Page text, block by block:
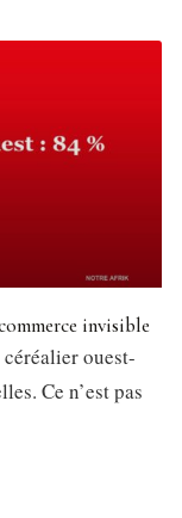
invisible
ouest-
Ce n’est pas